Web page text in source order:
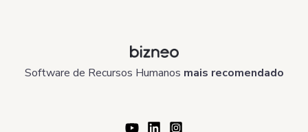
Software de Recursos Humanos mais recomendado